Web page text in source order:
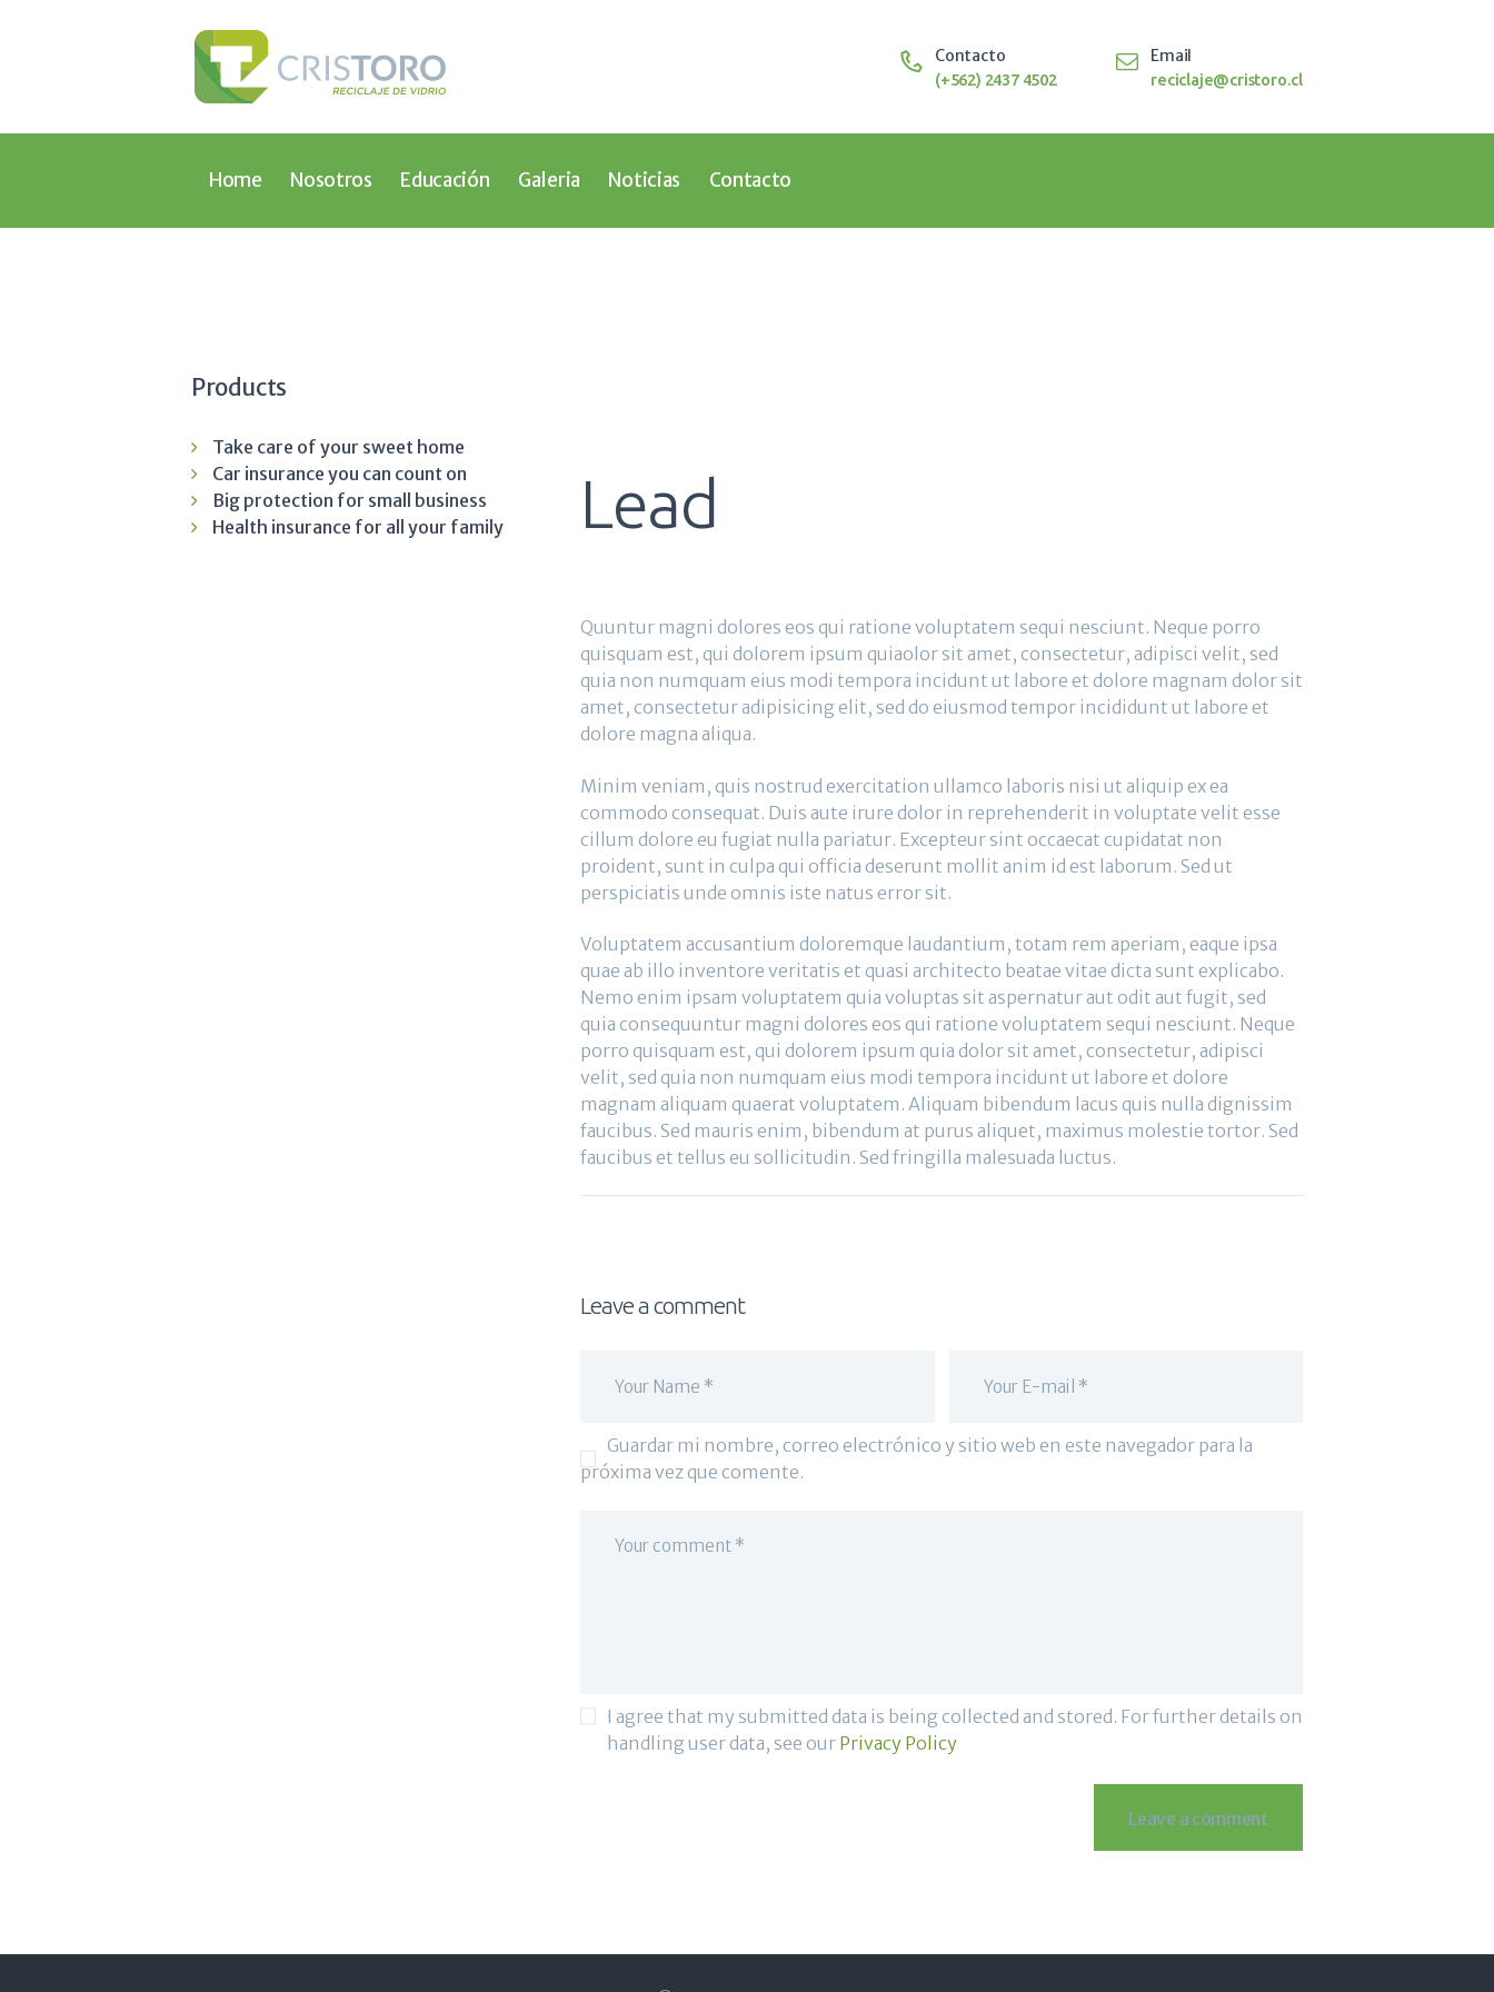
Contacto
(+562) 2437 4502
Email
reciclaje@cristoro.cl
Home Nosotros Educación Galeria Noticias Contacto
Noticias
Lead
Quuntur magni dolores eos qui ratione voluptatem sequi nesciunt. Neque porro
quisquam est, qui dolorem ipsum quiaolor sit amet, consectetur, adipisci velit, sed
quia non numquam eius modi tempora incidunt ut labore et dolore magnam dolor sit
amet, consectetur adipisicing elit, sed do eiusmod tempor incididunt ut labore et
dolore magna aliqua.
Minim veniam, quis nostrud exercitation ullamco laboris nisi ut aliquip ex ea
commodo consequat. Duis aute irure dolor in reprehenderit in voluptate velit esse
cillum dolore eu fugiat nulla pariatur. Excepteur sint occaecat cupidatat non
proident, sunt in culpa qui officia deserunt mollit anim id est laborum. Sed ut
perspiciatis unde omnis iste natus error sit.
Voluptatem accusantium doloremque laudantium, totam rem aperiam, eaque ipsa
quae ab illo inventore veritatis et quasi architecto beatae vitae dicta sunt explicabo.
Nemo enim ipsam voluptatem quia voluptas sit aspernatur aut odit aut fugit, sed
quia consequuntur magni dolores eos qui ratione voluptatem sequi nesciunt. Neque
porro quisquam est, qui dolorem ipsum quia dolor sit amet, consectetur, adipisci
velit, sed quia non numquam eius modi tempora incidunt ut labore et dolore
magnam aliquam quaerat voluptatem. Aliquam bibendum lacus quis nulla dignissim
faucibus. Sed mauris enim, bibendum at purus aliquet, maximus molestie tortor. Sed
faucibus et tellus eu sollicitudin. Sed fringilla malesuada luctus.
Leave a comment
Guardar mi nombre, correo electrónico y sitio web en este navegador para la
próxima vez que comente.
I agree that my submitted data is being collected and stored. For further details on
handling user data, see our Privacy Policy
Products
Take care of your sweet home
Car insurance you can count on
Big protection for small business
Health insurance for all your family